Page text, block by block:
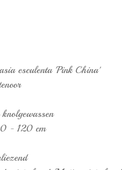
esculenta 'Pink China'
- 120 cm